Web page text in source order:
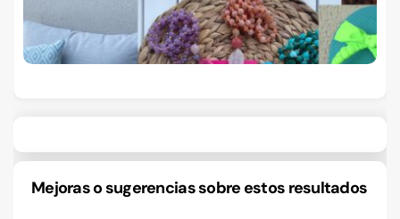
Mejoras o sugerencias sobre estos resultados